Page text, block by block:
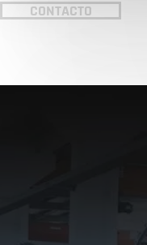
CONTACTO